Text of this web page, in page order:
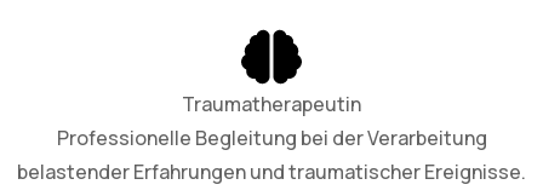
Traumatherapeutin
Professionelle Begleitung bei der Verarbeitung
belastender Erfahrungen und traumatischer Ereignisse.